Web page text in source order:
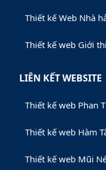
Thiết kế Web Nhà
Thiết kế web Giới
LIÊN KẾT WEBSITE
Thiết kế web Phan
Thiết kế web Hàm
Thiết kế web Mũi